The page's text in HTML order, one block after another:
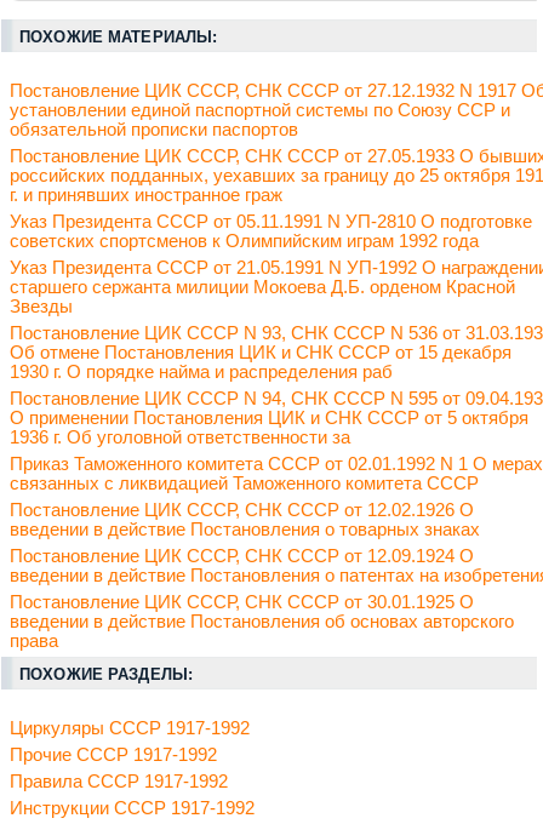
ПОХОЖИЕ МАТЕРИАЛЫ:
Постановление ЦИК СССР, СНК СССР от 27.12.1932 N 1917
установлении единой паспортной системы по Союзу ССР и
обязательной прописки паспортов
Постановление ЦИК СССР, СНК СССР от 27.05.1933 О
российских подданных, уехавших за границу до 25 октября
г. и принявших иностранное граж
Указ Президента СССР от 05.11.1991 N УП-2810 О подготовке
советских спортсменов к Олимпийским играм 1992 года
Указ Президента СССР от 21.05.1991 N УП-1992 О
старшего сержанта милиции Мокоева Д.Б. орденом Красной
Звезды
Постановление ЦИК СССР N 93, СНК СССР N 536 от
Об отмене Постановления ЦИК и СНК СССР от 15 декабря
1930 г. О порядке найма и распределения раб
Постановление ЦИК СССР N 94, СНК СССР N 595 от
О применении Постановления ЦИК и СНК СССР от 5 октября
1936 г. Об уголовной ответственности за
Приказ Таможенного комитета СССР от 02.01.1992 N 1 О
связанных с ликвидацией Таможенного комитета СССР
Постановление ЦИК СССР, СНК СССР от 12.02.1926 О
введении в действие Постановления о товарных знаках
Постановление ЦИК СССР, СНК СССР от 12.09.1924 О
введении в действие Постановления о патентах на
Постановление ЦИК СССР, СНК СССР от 30.01.1925 О
введении в действие Постановления об основах авторского
права
ПОХОЖИЕ РАЗДЕЛЫ:
Циркуляры СССР 1917-1992
Прочие СССР 1917-1992
Правила СССР 1917-1992
Инструкции СССР 1917-1992